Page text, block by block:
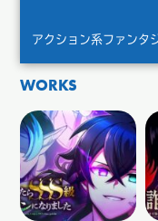
アクション系ファンタ
WORKS